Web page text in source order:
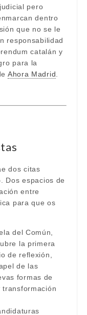
pero
dentro
que no se le
responsabilidad
catalán y
para la
Ahora Madrid
dos citas
Dos espacios de
entre
para que os
del Común,
la primera
de reflexión,
de las
formas de